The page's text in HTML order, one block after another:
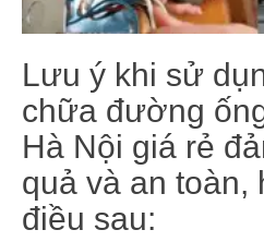
Lưu ý khi sử
chữa đường
Hà Nội giá rẻ
quả và an toàn,
điều sau: